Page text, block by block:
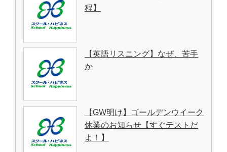
程】
【英語リスニング】なぜ、苦手
か
【GW明け】ゴールデンウイーク
休業のお知らせ【すぐテストだ
よ！】